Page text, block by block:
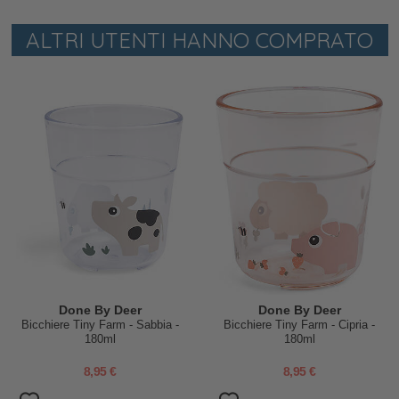
ALTRI UTENTI HANNO COMPRATO
Done By Deer
Bicchiere Tiny Farm - Sabbia -
180ml
8,95 €
Done By Deer
Bicchiere Tiny Farm - Cipria -
180ml
8,95 €